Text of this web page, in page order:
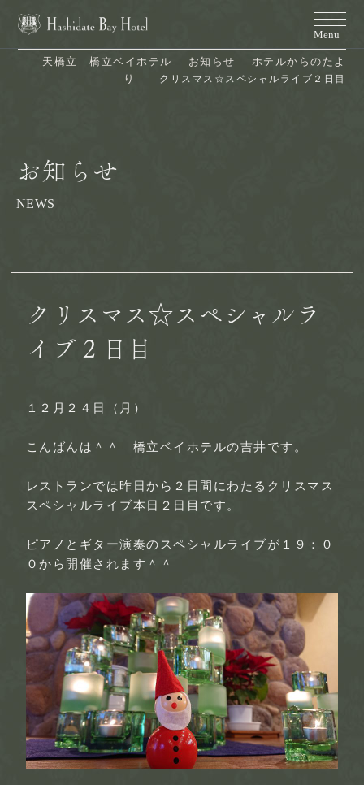
天橋立　橋立ベイホテル お知らせ
ホテルからのたよ
り
クリスマス☆スペシャルライブ２日目
お知らせ
NEWS
クリスマス☆スペシャルラ
イブ２日目
１２月２４日（月）
こんばんは＾＾ 橋立ベイホテルの吉井です。
レストランでは昨日から２日間にわたるクリスマス
スペシャルライブ本日２日目です。
ピアノとギター演奏のスペシャルライブが１９：０
０から開催されます＾＾